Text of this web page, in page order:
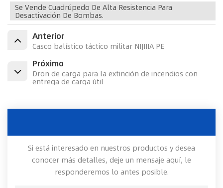
Se Vende Cuadrúpedo De Alta Resistencia Para
Desactivación De Bombas.
Anterior
Casco balístico táctico militar NIJIIIA PE
Próximo
Dron de carga para la extinción de incendios con
entrega de carga útil
Si está interesado en nuestros productos y desea
conocer más detalles, deje un mensaje aquí, le
responderemos lo antes posible.